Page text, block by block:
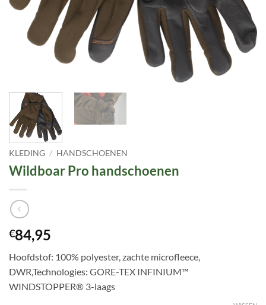
KLEDING / HANDSCHOENEN
Wildboar Pro handschoenen
€84,95
Hoofdstof: 100% polyester, zachte microfleece,
DWR,Technologies: GORE-TEX INFINIUM™
WINDSTOPPER® 3-laags